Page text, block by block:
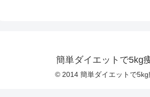
簡単ダイエットで5kg
© 2014 簡単ダイエットで5kg